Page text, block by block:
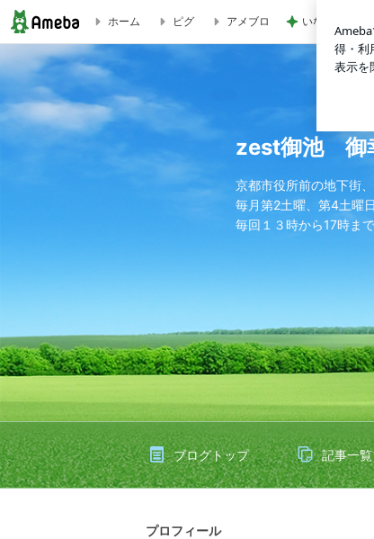
zest御池 御幸町アフタヌーンライブ
ホーム ピグ アメブロ いないのに苦
zest御池 御
京都市役所前の地下街
毎月第2土曜、第4土曜
毎回１３時から17時ま
ブログトップ 記事一覧
プロフィール